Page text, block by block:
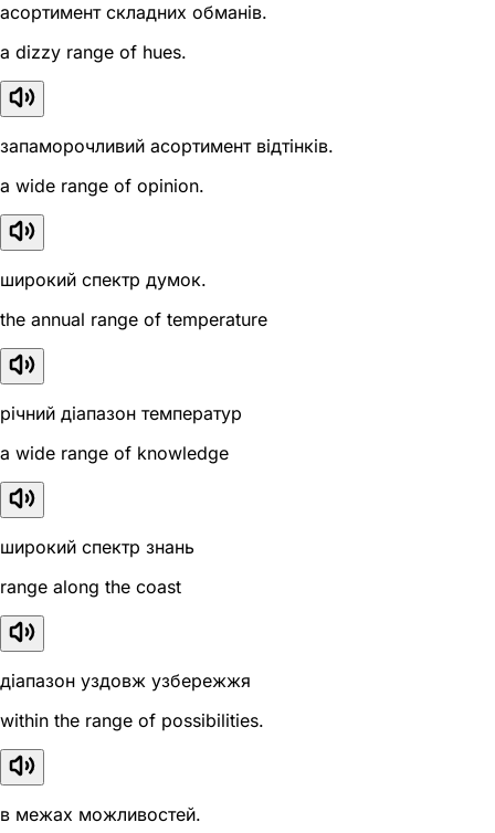
асортимент складних обманів.
a dizzy range of hues.
запаморочливий асортимент відтінків.
a wide range of opinion.
широкий спектр думок.
the annual range of temperature
річний діапазон температур
a wide range of knowledge
широкий спектр знань
range along the coast
діапазон уздовж узбережжя
within the range of possibilities.
в межах можливостей.